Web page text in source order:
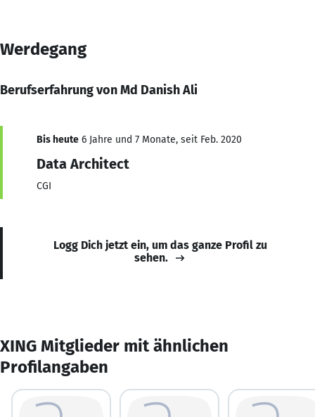
Werdegang
Berufserfahrung von Md Danish Ali
Bis heute 6 Jahre und 7 Monate, seit Feb. 2020
Data Architect
CGI
Logg Dich jetzt ein, um das ganze Profil zu
sehen.
XING Mitglieder mit ähnlichen
Profilangaben